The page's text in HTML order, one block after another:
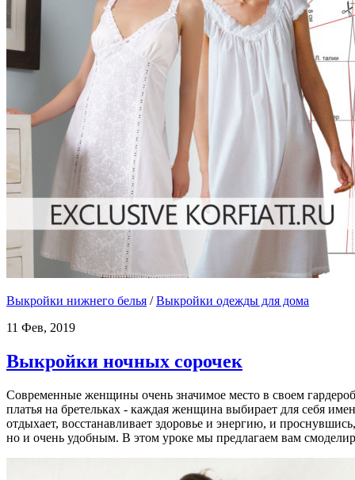
Выкройки нижнего белья /Выкройки одежды для дома
11 Фев, 2019
Выкройки ночных сорочек
Современные женщины очень значимое место в своем
платья на бретельках - каждая женщина выбирает для себя
отдыхает, восстанавливает здоровье и энергию, и
но и очень удобным. В этом уроке мы предлагаем вам